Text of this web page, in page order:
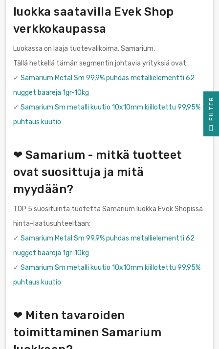
luokka saatavilla Evek Shop
verkkokaupassa
Luokassa on laaja tuotevalikoima. Samarium.
Tällä hetkellä tämän segmentin johtavia yrityksiä ovat:
✓ Samarium Metal Sm 99,9% puhdas metallielementti 62
nugget baareja 1gr-10kg
✓ Samarium Sm metalli kuutio 10x10mm kiillotettu 99,95%
puhtaus kuutio
❤ Samarium - mitkä tuotteet
ovat suosittuja ja mitä
myydään?
TOP 5 suosituinta tuotetta Samarium luokka Evek Shopissa
hinta-laatusuhteeltaan:
✓ Samarium Metal Sm 99,9% puhdas metallielementti 62
nugget baareja 1gr-10kg
✓ Samarium Sm metalli kuutio 10x10mm kiillotettu 99,95%
puhtaus kuutio
❤ Miten tavaroiden
toimittaminen Samarium
R